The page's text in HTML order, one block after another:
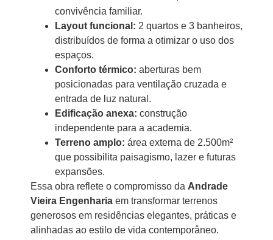
convivência familiar.
Layout funcional: 2 quartos e 3 banheiros,
distribuídos de forma a otimizar o uso dos
espaços.
Conforto térmico: aberturas bem
posicionadas para ventilação cruzada e
entrada de luz natural.
Edificação anexa: construção
independente para a academia.
Terreno amplo: área externa de 2.500m²
que possibilita paisagismo, lazer e futuras
expansões.
Essa obra reflete o compromisso da Andrade
Vieira Engenharia em transformar terrenos
generosos em residências elegantes, práticas e
alinhadas ao estilo de vida contemporâneo.